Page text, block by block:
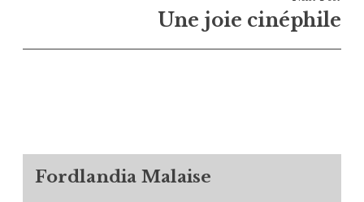
Une joie cinéphile
Fordlandia Malaise